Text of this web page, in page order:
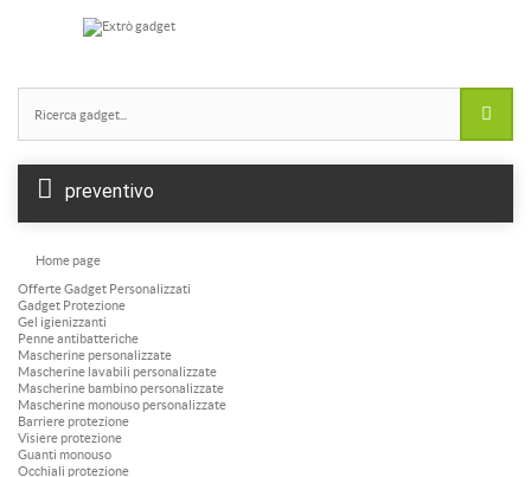
preventivo
Home page
Offerte Gadget Personalizzati
Gadget Protezione
Gel igienizzanti
Penne antibatteriche
Mascherine personalizzate
Mascherine lavabili personalizzate
Mascherine bambino personalizzate
Mascherine monouso personalizzate
Barriere protezione
Visiere protezione
Guanti monouso
Occhiali protezione
Borracce vetro